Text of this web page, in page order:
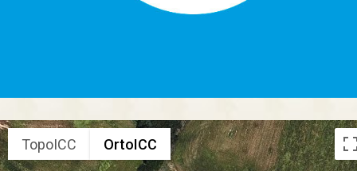
TopoICC OrtoICC